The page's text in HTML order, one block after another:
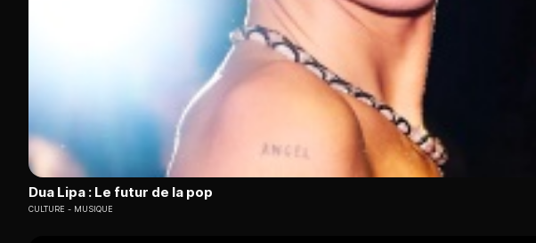
Dua Lipa : Le futur de la pop
CULTURE MUSIQUE